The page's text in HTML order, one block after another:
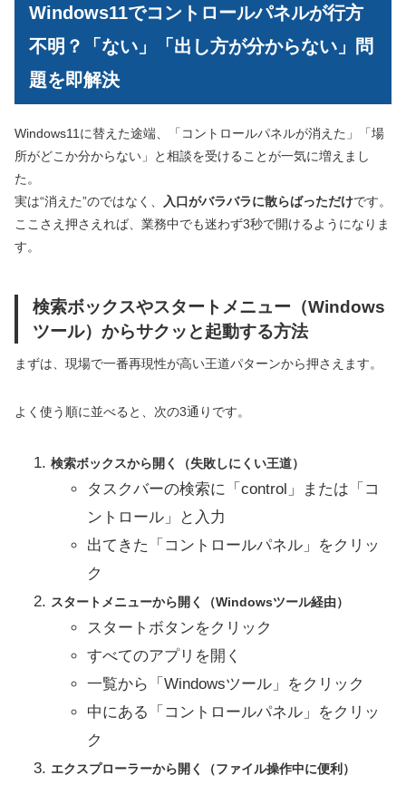
Windows11でコントロールパネルが行方
不明？「ない」「出し方が分からない」問
題を即解決
Windows11に替えた途端、「コントロールパネルが消えた」「場
所がどこか分からない」と相談を受けることが一気に増えまし
た。
実は“消えた”のではなく、 入口がバラバラに散らばっただけです。
ここさえ押さえれば、業務中でも迷わず3秒で開けるようになりま
す。
検索ボックスやスタートメニュー（Windows
ツール）からサクッと起動する方法
まずは、現場で一番再現性が高い王道パターンから押さえます。
よく使う順に並べると、次の3通りです。
検索ボックスから開く（失敗しにくい王道）
タスクバーの検索に「control」または「コ
ントロール」と入力
出てきた「コントロールパネル」をクリッ
ク
スタートメニューから開く（Windowsツール経由）
スタートボタンをクリック
すべてのアプリを開く
一覧から「Windowsツール」をクリック
中にある「コントロールパネル」をクリッ
ク
エクスプローラーから開く（ファイル操作中に便利）